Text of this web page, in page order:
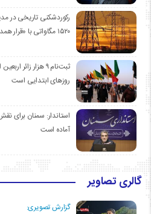
رکوردشکنی تاریخی در
۱۵۲۰ مگاواتی با «قرار همدلی» مردم
ثبت‌نام ۹ هزار زائر
روزهای ابتدایی است
استاندار: سمنان برای
آماده است
گالری تصاویر
گزارش تصویری: